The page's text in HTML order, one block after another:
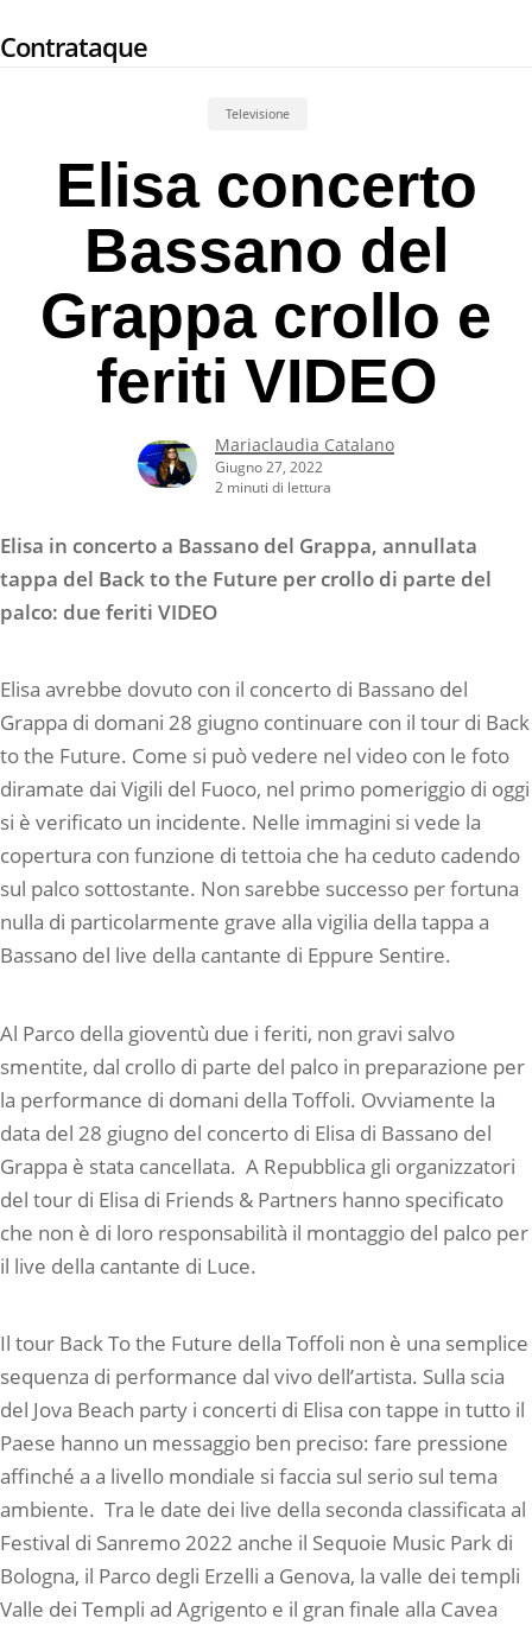
to
Contrataque
Televisione
Elisa concerto
Bassano del
Grappa crollo e
feriti VIDEO
Mariaclaudia Catalano
Giugno 27, 2022
2 minuti di lettura
Elisa in concerto a Bassano del Grappa, annullata
tappa del Back to the Future per crollo di parte del
palco: due feriti VIDEO
Elisa avrebbe dovuto con il concerto di Bassano del
Grappa di domani 28 giugno continuare con il tour di Back
to the Future. Come si può vedere nel video con le foto
diramate dai Vigili del Fuoco, nel primo pomeriggio di oggi
si è verificato un incidente. Nelle immagini si vede la
copertura con funzione di tettoia che ha ceduto cadendo
sul palco sottostante. Non sarebbe successo per fortuna
nulla di particolarmente grave alla vigilia della tappa a
Bassano del live della cantante di Eppure Sentire.
Al Parco della gioventù due i feriti, non gravi salvo
smentite, dal crollo di parte del palco in preparazione per
la performance di domani della Toffoli. Ovviamente la
data del 28 giugno del concerto di Elisa di Bassano del
Grappa è stata cancellata. A Repubblica gli organizzatori
del tour di Elisa di Friends & Partners hanno specificato
che non è di loro responsabilità il montaggio del palco per
il live della cantante di Luce.
Il tour Back To the Future della Toffoli non è una semplice
sequenza di performance dal vivo dell’artista. Sulla scia
del Jova Beach party i concerti di Elisa con tappe in tutto il
Paese hanno un messaggio ben preciso: fare pressione
affinché a a livello mondiale si faccia sul serio sul tema
ambiente. Tra le date dei live della seconda classificata al
Festival di Sanremo 2022 anche il Sequoie Music Park di
Bologna, il Parco degli Erzelli a Genova, la valle dei templi
Valle dei Templi ad Agrigento e il gran finale alla Cavea